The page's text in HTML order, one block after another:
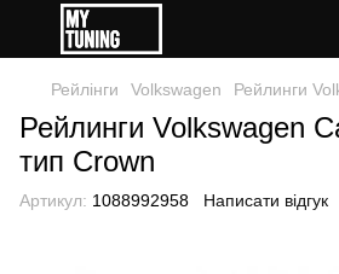
Рейлінги Volkswagen Рейлинги
Рейлинги Volkswagen
тип Crown
Артикул: 1088992958 Написати відгук